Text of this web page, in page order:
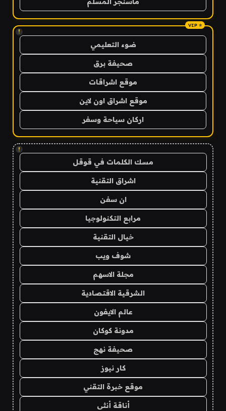
!
ضوء التعليمي
صحيفة برق
موقع اشراقات
موقع اشراق اون لاين
اركان سياحة وسفر
!
مسك الكلمات في قوقل
اشراق التقنية
ان سفن
مرابع التكنولوجيا
خيال التقنية
شوف ويب
مجلة الاسهم
الشرقية الاقتصادية
عالم الايفون
مدونة كوكان
صحيفة نهج
كار نيوز
موقع خبرة التقني
أناقة أنثى